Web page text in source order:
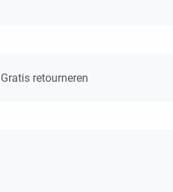
Gratis retourneren